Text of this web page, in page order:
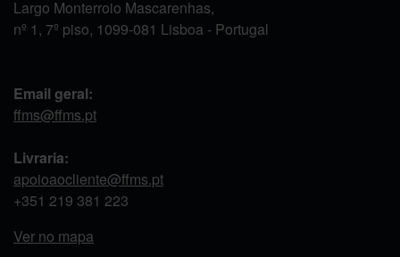
Largo Monterroio Mascarenhas,
nº 1, 7º piso, 1099-081 Lisboa - Portugal
Email geral:
ffms@ffms.pt
Livraria:
apoioaocliente@ffms.pt
+351 219 381 223
Ver no mapa